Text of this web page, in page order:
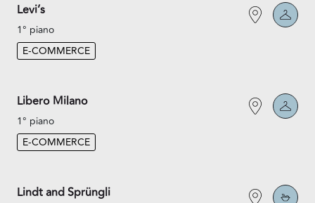
Levi’s
1° piano
E-COMMERCE
Libero Milano
1° piano
E-COMMERCE
Lindt and Sprüngli